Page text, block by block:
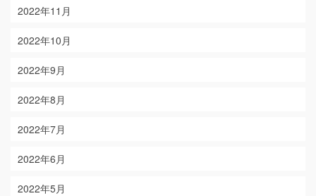
2022年11月
2022年10月
2022年9月
2022年8月
2022年7月
2022年6月
2022年5月